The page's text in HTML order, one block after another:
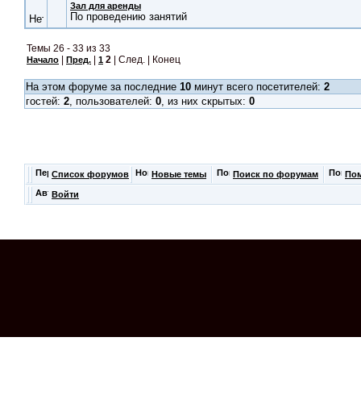
Зал для аренды
По проведению занятий
Темы 26 - 33 из 33
Начало Пред. 1 2 | След. | Конец
На этом форуме за последние 10 минут всего посетителей: 2
гостей: 2, пользователей: 0, из них скрытых: 0
Список форумов Новые темы Поиск по форумам
Войти